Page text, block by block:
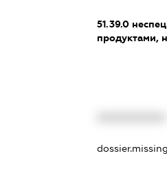
51.39.0
продуктами,